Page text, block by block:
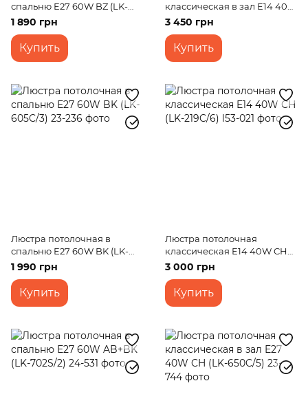
спальню E27 60W BZ (LK-
566C/3)
1 890 грн
Купить
классическая в зал E14 40W
WH (LK-554C/5)
3 450 грн
Купить
Люстра потолочная в
спальню E27 60W BK (LK-
605C/3)
1 990 грн
Купить
Люстра потолочная
классическая E14 40W CH
(LK-219C/6)
3 000 грн
Купить